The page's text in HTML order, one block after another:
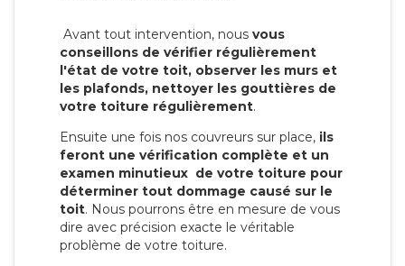
Avant tout intervention, nous vous
conseillons de vérifier régulièrement
l'état de votre toit, observer les murs et
les plafonds, nettoyer les gouttières de
votre toiture régulièrement.
Ensuite une fois nos couvreurs sur place, ils
feront une vérification complète et un
examen minutieux de votre toiture pour
déterminer tout dommage causé sur le
toit. Nous pourrons être en mesure de vous
dire avec précision exacte le véritable
problème de votre toiture.